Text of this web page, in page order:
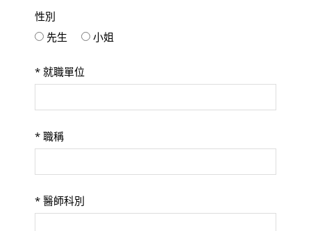
性別
先生
小姐
* 就職單位
* 職稱
* 醫師科別